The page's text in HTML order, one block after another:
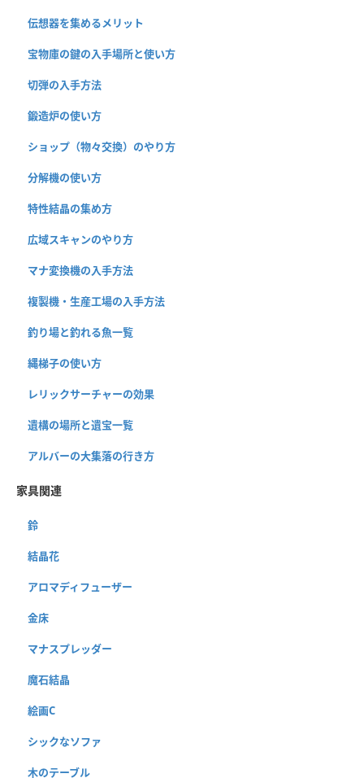
伝想器を集めるメリット
宝物庫の鍵の入手場所と使い方
切弾の入手方法
鍛造炉の使い方
ショップ（物々交換）のやり方
分解機の使い方
特性結晶の集め方
広域スキャンのやり方
マナ変換機の入手方法
複製機・生産工場の入手方法
釣り場と釣れる魚一覧
縄梯子の使い方
レリックサーチャーの効果
遺構の場所と遺宝一覧
アルバーの大集落の行き方
家具関連
鈴
結晶花
アロマディフューザー
金床
マナスプレッダー
魔石結晶
絵画C
シックなソファ
木のテーブル